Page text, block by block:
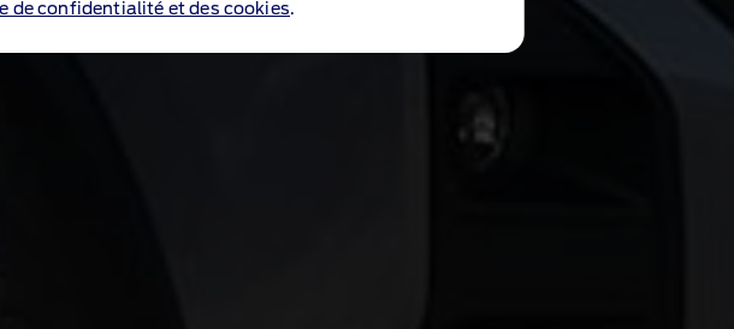
de confidentialité et des cookies.